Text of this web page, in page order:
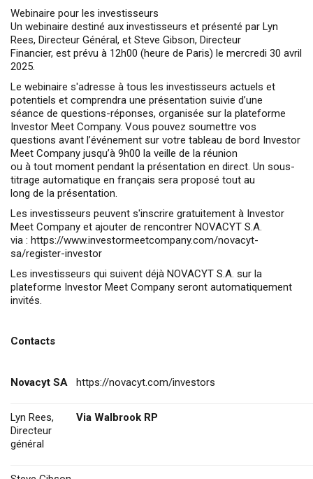
Webinaire pour les investisseurs
Un webinaire destiné aux investisseurs et présenté par Lyn
Rees, Directeur Général, et Steve Gibson, Directeur
Financier, est prévu à 12h00 (heure de Paris) le mercredi 30 avril
2025.
Le webinaire s'adresse à tous les investisseurs actuels et
potentiels et comprendra une présentation suivie d’une
séance de questions-réponses, organisée sur la plateforme
Investor Meet Company. Vous pouvez soumettre vos
questions avant l’événement sur votre tableau de bord Investor
Meet Company jusqu’à 9h00 la veille de la réunion
ou à tout moment pendant la présentation en direct. Un sous-
titrage automatique en français sera proposé tout au
long de la présentation.
Les investisseurs peuvent s'inscrire gratuitement à Investor
Meet Company et ajouter de rencontrer NOVACYT S.A.
via : https://www.investormeetcompany.com/novacyt-
sa/register-investor
Les investisseurs qui suivent déjà NOVACYT S.A. sur la
plateforme Investor Meet Company seront automatiquement
invités.
Contacts
Novacyt SA https://novacyt.com/investors
Lyn Rees,
Directeur
général
Via Walbrook RP